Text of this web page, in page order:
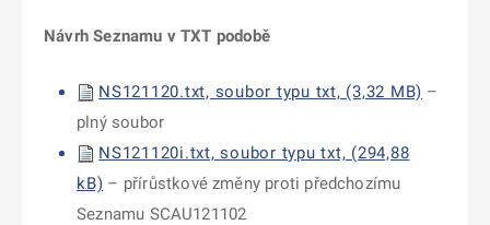
Návrh Seznamu v TXT podobě
NS121120.txt, soubor typu txt, (3,32 MB) –
plný soubor
NS121120i.txt, soubor typu txt, (294,88
kB) – přírůstkové změny proti předchozímu
Seznamu SCAU121102